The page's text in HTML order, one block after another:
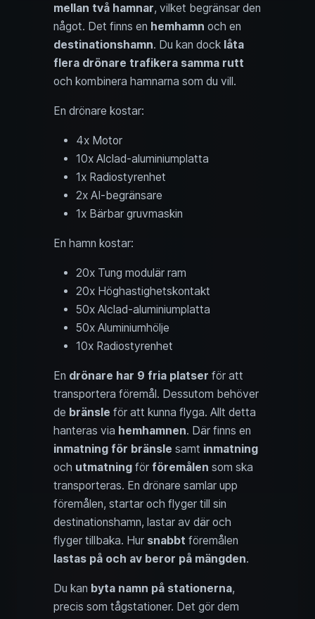
mellan två hamnar, vilket begränsar den
något. Det finns en hemhamn och en
destinationshamn. Du kan dock låta
flera drönare trafikera samma rutt
och kombinera hamnarna som du vill.
En drönare kostar:
4x Motor
10x Alclad‑aluminiumplatta
1x Radiostyrenhet
2x AI‑begränsare
1x Bärbar gruvmaskin
En hamn kostar:
20x Tung modulär ram
20x Höghastighetskontakt
50x Alclad‑aluminiumplatta
50x Aluminiumhölje
10x Radiostyrenhet
En drönare har 9 fria platser för att
transportera föremål. Dessutom behöver
de bränsle för att kunna flyga. Allt detta
hanteras via hemhamnen. Där finns en
inmatning för bränsle samt inmatning
och utmatning för föremålen som ska
transporteras. En drönare samlar upp
föremålen, startar och flyger till sin
destinationshamn, lastar av där och
flyger tillbaka. Hur snabbt föremålen
lastas på och av beror på mängden.
Du kan byta namn på stationerna,
precis som tågstationer. Det gör dem